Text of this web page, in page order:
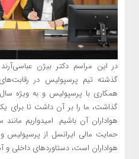
در این مراسم دکتر بیژن
گذشته تیم پرسپولیس در
همکاری با پرسپولیس و به ویژه
گذاشت، ما را بر آن داشت تا برای
هواداران آن باشیم. امیدواریم
حمایت مالی ایرانسل از پرسپولیس
هواداران است، دستاوردهای داخلی و